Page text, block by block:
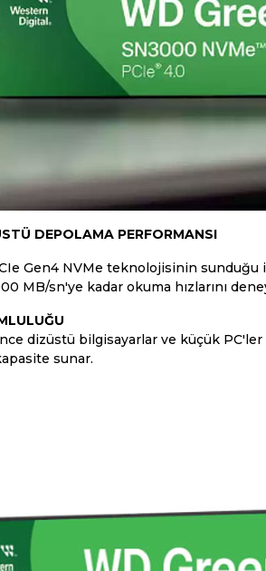
DEPOLAMA PERFORMANSI
Gen4 NVMe teknolojisinin sunduğu
MB/sn'ye kadar okuma hızlarını
dizüstü bilgisayarlar ve küçük
sunar.